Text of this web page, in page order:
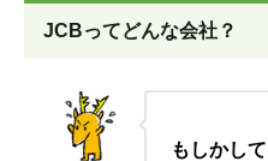
JCBってどんな会社？
もしかし